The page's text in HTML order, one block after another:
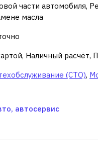
части автомобиля,
масла
Наличный расчёт,
(СТО),
автосервис